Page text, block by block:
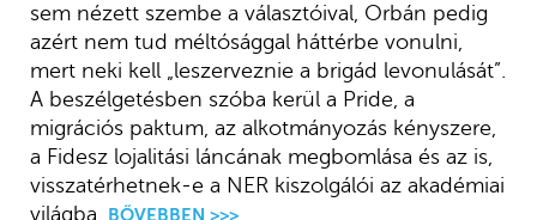
sem nézett szembe a választóival, Orbán pedig
azért nem tud méltósággal háttérbe vonulni,
mert neki kell „leszerveznie a brigád levonulását”.
A beszélgetésben szóba kerül a Pride, a
migrációs paktum, az alkotmányozás kényszere,
a Fidesz lojalitási láncának megbomlása és az is,
visszatérhetnek-e a NER kiszolgálói az akadémiai
világba. BŐVEBBEN >>>